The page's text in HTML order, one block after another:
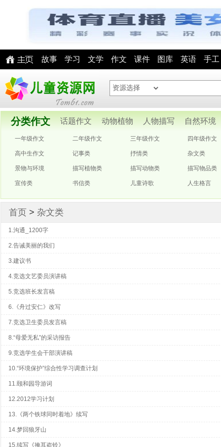
故事 学习 文学 作文 课件 图库 英语 手工
分类作文 话题作文 动物植物 人物描写 自然环境
一年级作文 二年级作文 三年级作文 四年级作文
高中生作文 记事类 抒情类 杂文类
景物与环境 描写植物类 描写动物类 描写物品类
宣传类 书信类 儿童诗歌 人生格言
首页 > 杂文类
1.沟通_1200字
2.告诫美丽的我们
3.建议书
4.竞选文艺委员演讲稿
5.竞选班长发言稿
6.《舟过安仁》改写
7.竞选卫生委员发言稿
8.“母爱无私”的采访报告
9.竞选学生会干部演讲稿
10.“环境保护”综合性学习调查计划
11.颐和园导游词
12.2012学习计划
13.《两个铁球同时着地》续写
14.梦回狼牙山
15.续写《掩耳盗铃》